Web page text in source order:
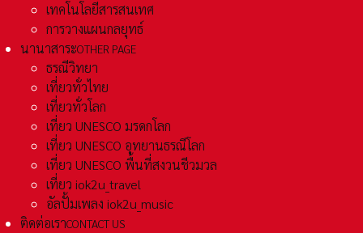
เทคโนโลยีสารสนเทศ
การวางแผนกลยุทธ์
นานาสาระOTHER PAGE
ธรณีวิทยา
เที่ยวทั่วไทย
เที่ยวทั่วโลก
เที่ยว UNESCO มรดกโลก
เที่ยว UNESCO อุทยานธรณีโลก
เที่ยว UNESCO พื้นที่สงวนชีวมวล
เที่ยว iok2u_travel
อัลปั้มเพลง iok2u_music
ติดต่อเราCONTACT US